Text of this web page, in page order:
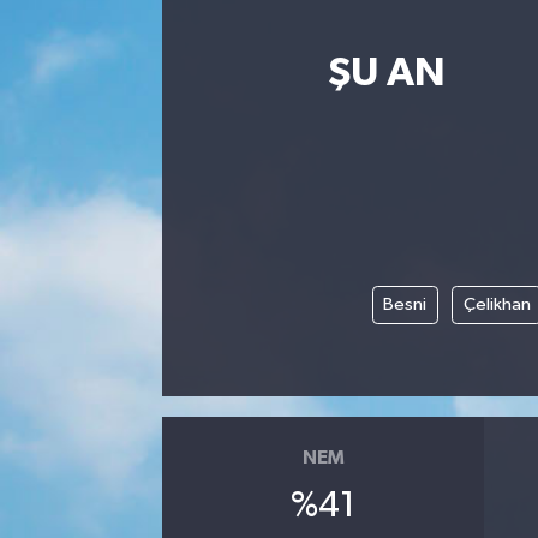
ŞU AN
Besni Çelikhan
NEM
%41